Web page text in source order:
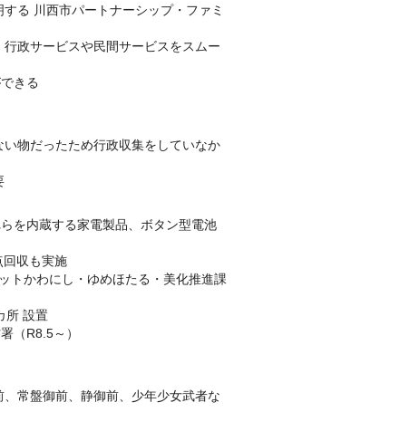
る 川西市パートナーシップ・ファミ
政サービスや民間サービスをスムー
きる
物だったため行政収集をしていなか
を内蔵する家電製品、ボタン型電池
回収も実施
かわにし・ゆめほたる・美化推進課
所 設置
（R8.5～）
常盤御前、静御前、少年少女武者な